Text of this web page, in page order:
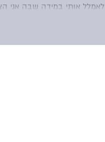
לאמלל אותי במידה שבה אני